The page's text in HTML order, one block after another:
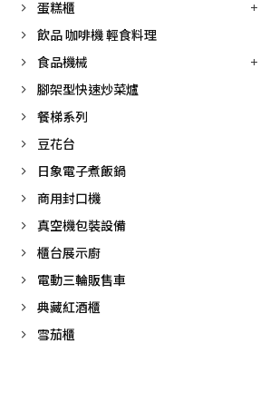
蛋糕櫃
飲品 咖啡機 輕食料理
食品機械
腳架型快速炒菜爐
餐梯系列
豆花台
日象電子煮飯鍋
商用封口機
真空機包裝設備
櫃台展示廚
電動三輪販售車
典藏紅酒櫃
雪茄櫃